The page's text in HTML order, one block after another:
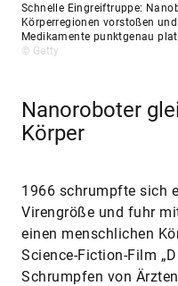
Schnelle Eingreiftruppe:
Körperregionen vorstoßen
Medikamente punktgenau
© Getty
Nanoroboter
Körper
1966 schrumpfte sich
Virengröße und fuhr
einen menschlichen
Science-Fiction-Film
Schrumpfen von